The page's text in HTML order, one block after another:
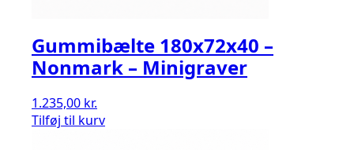
Gummibælte 180x72x40 –
Nonmark – Minigraver
1.235,00 kr.
Tilføj til kurv